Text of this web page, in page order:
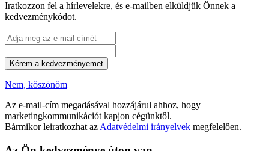
Iratkozzon fel a hírlevelekre, és e-mailben elküldjük Önnek a
kedvezménykódot.
Kérem a kedvezményemet
Nem, köszönöm
Az e-mail-cím megadásával hozzájárul ahhoz, hogy
marketingkommunikációt kapjon cégünktől.
Bármikor leiratkozhat az Adatvédelmi irányelvek megfelelően.